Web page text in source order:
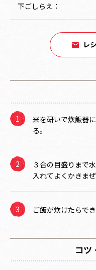
下ごしらえ：
レ
米を研いで炊飯器
る。
３合の目盛りまで
入れてよくかきまぜ
ご飯が炊けたらでき
コツ